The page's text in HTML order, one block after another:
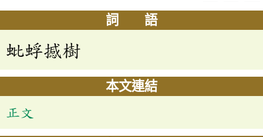
詞 語
蚍蜉撼樹
本文連結
正文